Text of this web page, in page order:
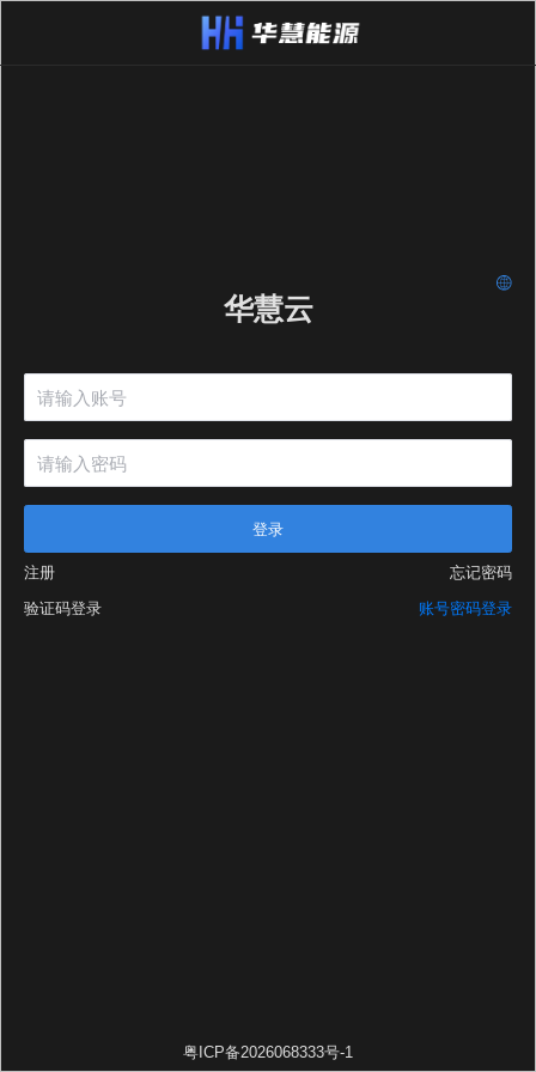
华慧云
登录
注册
忘记密码
验证码登录
账号密码登录
粤ICP备2026068333号-1